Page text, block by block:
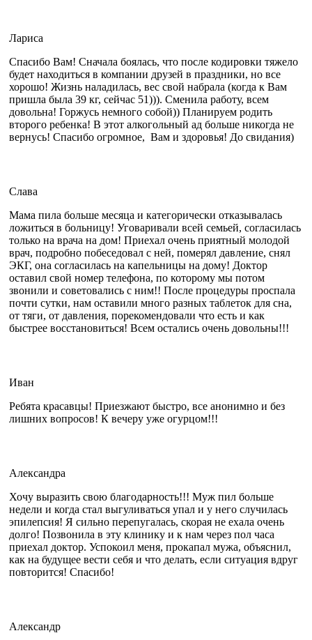
Лариса
Спасибо Вам! Сначала боялась, что после кодировки тяжело
будет находиться в компании друзей в праздники, но все
хорошо! Жизнь наладилась, вес свой набрала (когда к Вам
пришла была 39 кг, сейчас 51))). Сменила работу, всем
довольна! Горжусь немного собой)) Планируем родить
второго ребенка! В этот алкогольный ад больше никогда не
вернусь! Спасибо огромное, Вам и здоровья! До свидания)
Слава
Мама пила больше месяца и категорически отказывалась
ложиться в больницу! Уговаривали всей семьей, согласилась
только на врача на дом! Приехал очень приятный молодой
врач, подробно побеседовал с ней, померял давление, снял
ЭКГ, она согласилась на капельницы на дому! Доктор
оставил свой номер телефона, по которому мы потом
звонили и советовались с ним!! После процедуры проспала
почти сутки, нам оставили много разных таблеток для сна,
от тяги, от давления, порекомендовали что есть и как
быстрее восстановиться! Всем остались очень довольны!!!
Иван
Ребята красавцы! Приезжают быстро, все анонимно и без
лишних вопросов! К вечеру уже огурцом!!!
Александра
Хочу выразить свою благодарность!!! Муж пил больше
недели и когда стал выгуливаться упал и у него случилась
эпилепсия! Я сильно перепугалась, скорая не ехала очень
долго! Позвонила в эту клинику и к нам через пол часа
приехал доктор. Успокоил меня, прокапал мужа, объяснил,
как на будущее вести себя и что делать, если ситуация вдруг
повторится! Спасибо!
Александр